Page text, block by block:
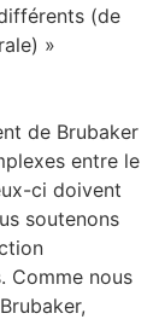
(de
»
de Brubaker
entre le
ci doivent
soutenons
Comme nous